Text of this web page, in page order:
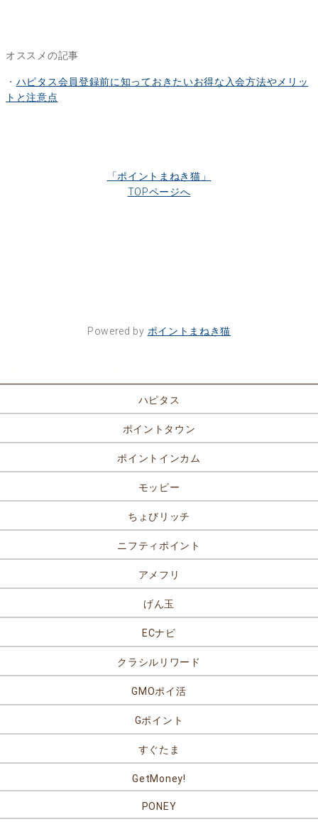
オススメの記事
・ ハピタス会員登録前に知っておきたいお得な入会方法やメリッ
トと注意点
「ポイントまねき猫」
TOPページへ
Powered by ポイントまねき猫
ハピタス
ポイントタウン
ポイントインカム
モッピー
ちょびリッチ
ニフティポイント
アメフリ
げん玉
ECナビ
クラシルリワード
GMOポイ活
Gポイント
すぐたま
GetMoney!
PONEY